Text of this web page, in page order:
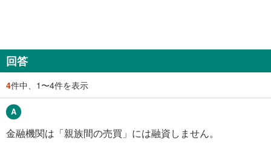
回答
4件中、1〜4件を表示
金融機関は「親族間の売買」には融資しません。